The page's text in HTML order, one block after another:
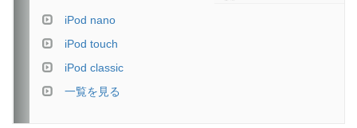
iPod nano
iPod touch
iPod classic
一覧を見る